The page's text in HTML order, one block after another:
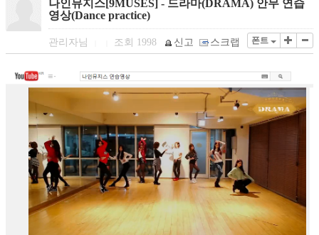
나인뮤지스[9MUSES] - 드라마(DRAMA) 안무 연습
영상(Dance practice)
관리자님 조회 1998 폰트
신고 스크랩